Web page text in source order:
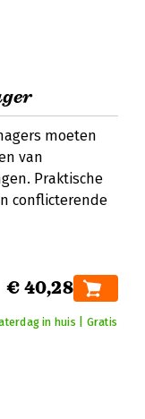
moeten
van
Praktische
conflicterende
€ 40,28
in huis | Gratis